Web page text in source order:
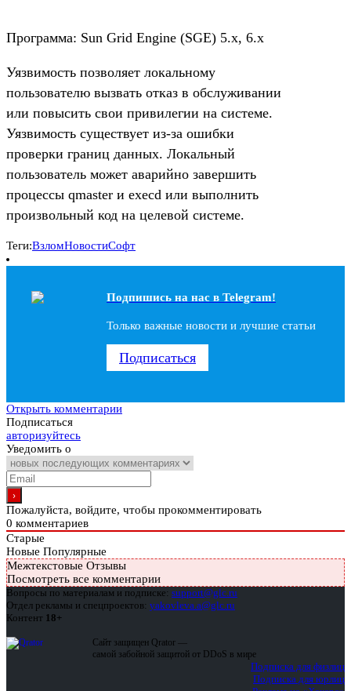
Программа: Sun Grid Engine (SGE) 5.x, 6.x
Уязвимость позволяет локальному
пользователю вызвать отказ в обслуживании
или повысить свои привилегии на системе.
Уязвимость существует из-за ошибки
проверки границ данных. Локальный
пользователь может аварийно завершить
процессы qmaster и execd или выполнить
произвольный код на целевой системе.
Теги:ВзломНовостиСофт
Подпишись на наc в Telegram!
Только важные новости и лучшие статьи
Подписаться
Открыть комментарии
Подписаться
авторизуйтесь
Уведомить о
Пожалуйста, войдите, чтобы прокомментировать
0 комментариев
Старые
Новые Популярные
Межтекстовые Отзывы
Посмотреть все комментарии
Вопросы по материалам и подписке: support@glc.ru
Отдел рекламы и спецпроектов: yakovleva.a@glc.ru
Контент 18+
Сайт защищен Qrator —
самой забойной защитой от DDoS в мире
Подписка для физлиц
Подписка для юрлиц